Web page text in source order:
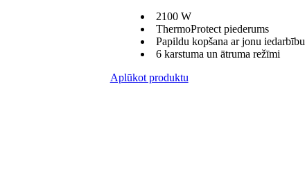
2100 W
ThermoProtect piederums
Papildu kopšana ar jonu iedarbību
6 karstuma un ātruma režīmi
Aplūkot produktu